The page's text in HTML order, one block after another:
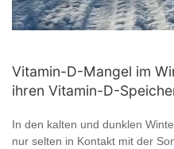
Vitamin-D-Mangel im
ihren Vitamin-D-
In den kalten und dunklen
nur selten in Kontakt mit der